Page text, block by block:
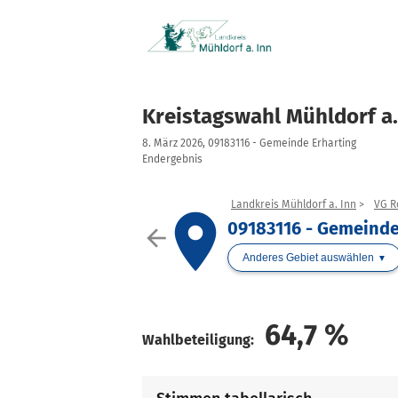
Kreistagswahl Mühldorf
8. März 2026, 09183116 - Gemeinde Erharting
Endergebnis
arrow_backplace
Landkreis Mühldorf a. Inn VG
09183116 -
Anderes Gebiet auswählen
Wahlbeteiligung: 64,7 %